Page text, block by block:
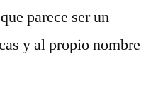
parece ser un
y al propio nombre